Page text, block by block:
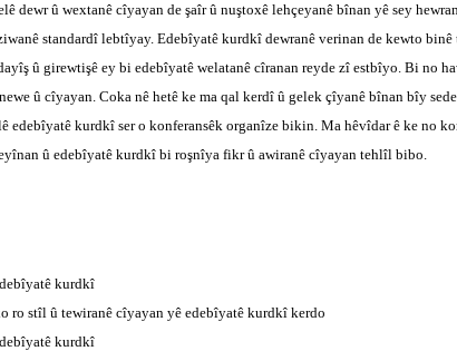
dewr û wextanê cîyayan de şaîr û nuştoxê lehçeyanê bînan yê sey
standardî lebtîyay. Edebîyatê kurdkî dewranê verinan de kewto binê
û girewtişê ey bi edebîyatê welatanê cîranan reyde zî estbîyo. Bi no
û cîyayan. Coka nê hetê ke ma qal kerdî û gelek çîyanê bînan bîy
edebîyatê kurdkî ser o konferansêk organîze bikin. Ma hêvîdar ê ke no
û edebîyatê kurdkî bi roşnîya fikr û awiranê cîyayan tehlîl bibo.
kurdkî
ro stîl û tewiranê cîyayan yê edebîyatê kurdkî kerdo
kurdkî